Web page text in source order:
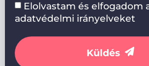
Elolvastam és elfogadom
adatvédelmi irányelveket
Küldés